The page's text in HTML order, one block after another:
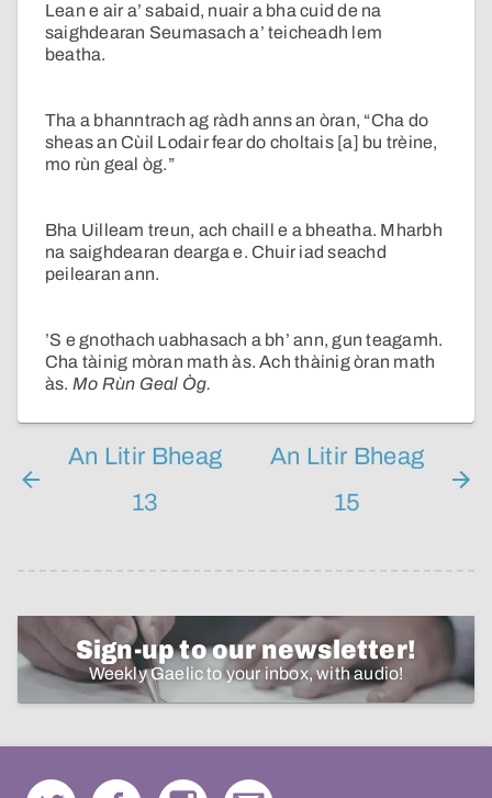
Lean e air a’ sabaid, nuair a bha cuid de na
saighdearan Seumasach a’ teicheadh lem
beatha.
Tha a bhanntrach ag ràdh anns an òran, “Cha do
sheas an Cùil Lodair fear do choltais [a] bu trèine,
mo rùn geal òg.”
Bha Uilleam treun, ach chaill e a bheatha. Mharbh
na saighdearan dearga e. Chuir iad seachd
peilearan ann.
’S e gnothach uabhasach a bh’ ann, gun teagamh.
Cha tàinig mòran math às. Ach thàinig òran math
às. Mo Rùn Geal Òg.
An Litir Bheag
13
An Litir Bheag
15
Sign-up to our newsletter!
Weekly Gaelic to your inbox, with audio!